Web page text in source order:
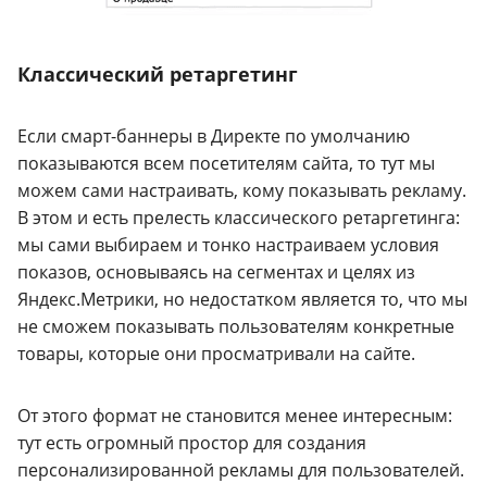
Классический ретаргетинг
Если смарт-баннеры в Директе по умолчанию
показываются всем посетителям сайта, то тут мы
можем сами настраивать, кому показывать рекламу.
В этом и есть прелесть классического ретаргетинга:
мы сами выбираем и тонко настраиваем условия
показов, основываясь на сегментах и целях из
Яндекс.Метрики, но недостатком является то, что мы
не сможем показывать пользователям конкретные
товары, которые они просматривали на сайте.
От этого формат не становится менее интересным:
тут есть огромный простор для создания
персонализированной рекламы для пользователей.